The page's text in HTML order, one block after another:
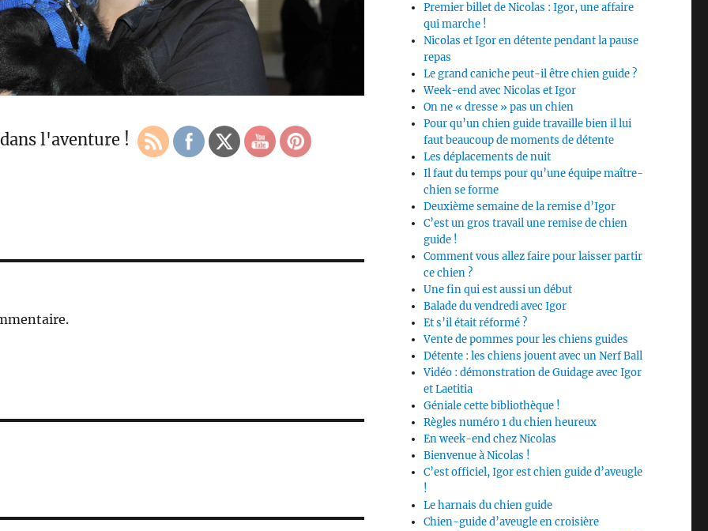
l'aventure !
Premier billet de Nicolas : Igor, une affaire
qui marche !
Nicolas et Igor en détente pendant la pause
repas
Le grand caniche peut-il être chien guide ?
Week-end avec Nicolas et Igor
On ne « dresse » pas un chien
Pour qu’un chien guide travaille bien il lui
faut beaucoup de moments de détente
Les déplacements de nuit
Il faut du temps pour qu’une équipe maître-
chien se forme
Deuxième semaine de la remise d’Igor
C’est un gros travail une remise de chien
guide !
Comment vous allez faire pour laisser partir
ce chien ?
Une fin qui est aussi un début
Balade du vendredi avec Igor
Et s’il était réformé ?
Vente de pommes pour les chiens guides
Détente : les chiens jouent avec un Nerf Ball
Vidéo : démonstration de Guidage avec Igor
et Laetitia
Géniale cette bibliothèque !
Règles numéro 1 du chien heureux
En week-end chez Nicolas
Bienvenue à Nicolas !
C’est officiel, Igor est chien guide d’aveugle
!
Le harnais du chien guide
Chien-guide d’aveugle en croisière